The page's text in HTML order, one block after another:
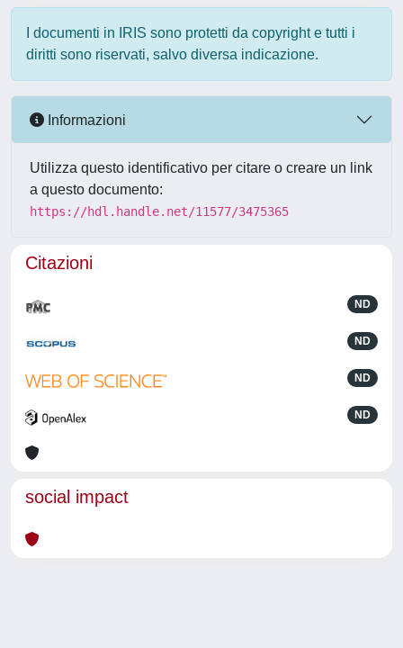
I documenti in IRIS sono protetti da copyright e tutti i
diritti sono riservati, salvo diversa indicazione.
Informazioni
Utilizza questo identificativo per citare o creare un link
a questo documento:
https://hdl.handle.net/11577/3475365
Citazioni
ND
ND
ND
ND
social impact